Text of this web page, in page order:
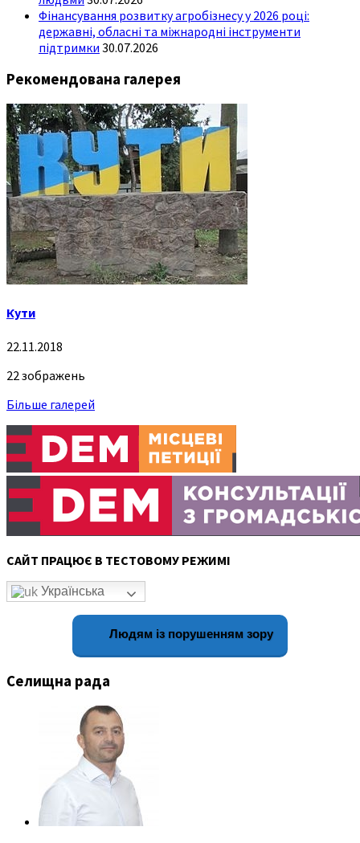
Фінансування розвитку агробізнесу у 2026 році:
державні, обласні та міжнародні інструменти
підтримки 30.07.2026
Рекомендована галерея
Кути
22.11.2018
22 зображень
Більше галерей
САЙТ ПРАЦЮЄ В ТЕСТОВОМУ РЕЖИМІ
Українська
Людям із порушенням зору
Селищна рада